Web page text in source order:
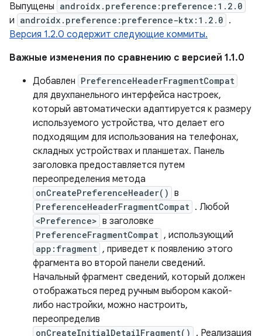
Выпущены androidx.preference:preference:1.2.0
и androidx.preference:preference-ktx:1.2.0 .
Версия 1.2.0 содержит следующие коммиты.
Важные изменения по сравнению с версией 1.1.0
Добавлен PreferenceHeaderFragmentCompat
для двухпанельного интерфейса настроек,
который автоматически адаптируется к размеру
используемого устройства, что делает его
подходящим для использования на телефонах,
складных устройствах и планшетах. Панель
заголовка предоставляется путем
переопределения метода
onCreatePreferenceHeader() в
PreferenceHeaderFragmentCompat . Любой
<Preference> в заголовке
PreferenceFragmentCompat , использующий
app:fragment , приведет к появлению этого
фрагмента во второй панели сведений.
Начальный фрагмент сведений, который должен
отображаться перед ручным выбором какой-
либо настройки, можно настроить,
переопределив
onCreateInitialDetailFragment() . Реализация